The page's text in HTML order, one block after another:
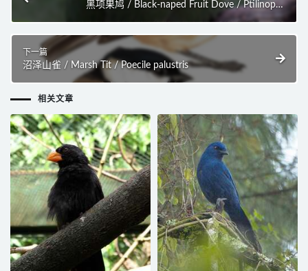
黑项果鸠 / Black-naped Fruit Dove / Ptilinopus
melanospilus
下一篇
沼泽山雀 / Marsh Tit / Poecile palustris
相关文章